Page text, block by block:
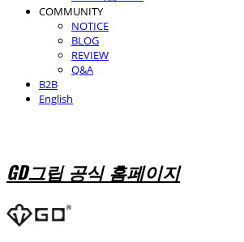
COMMUNITY
NOTICE
BLOG
REVIEW
Q&A
B2B
English
GD그립 공식 홈페이지